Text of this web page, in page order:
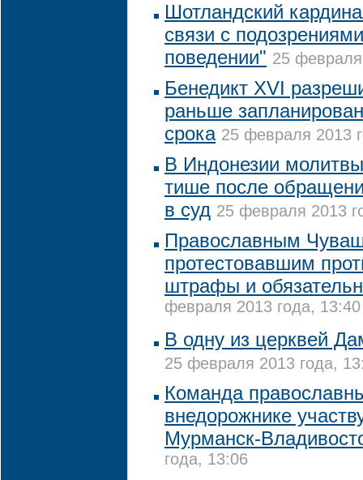
Шотландский
связи с
поведении" 25
Бенедикт XVI
раньше
срока 25 февраля 2013
В Индонезии
тише после
в суд 25 февраля 2013
Православным
протестовавшим
штрафы и
февраля 2013 года, 13:40
В одну из церквей
25 февраля 2013 года,
Команда
внедорожнике
Мурманск-
года, 13:06